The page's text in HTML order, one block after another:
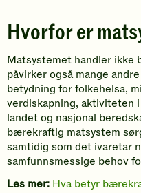
Hvorfor er
Matsystemet handler ikke
påvirker også mange
betydning for folkehelsa,
verdiskapning, aktiviteten
landet og nasjonal
bærekraftig matsystem
samtidig som det ivaretar
samfunnsmessige behov
Les mer: Hva betyr